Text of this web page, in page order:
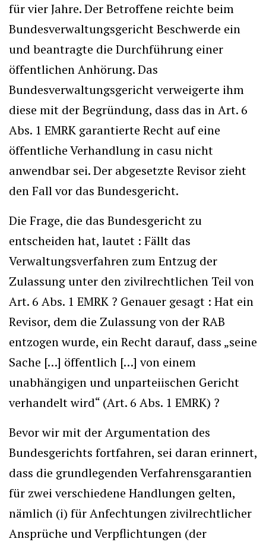
für vier Jahre. Der Betroffene reichte beim
Bundesverwaltungsgericht Beschwerde ein
und beantragte die Durchführung einer
öffentlichen Anhörung. Das
Bundesverwaltungsgericht verweigerte ihm
diese mit der Begründung, dass das in Art. 6
Abs. 1 EMRK garantierte Recht auf eine
öffentliche Verhandlung in casu nicht
anwendbar sei. Der abgesetzte Revisor zieht
den Fall vor das Bundesgericht.
Die Frage, die das Bundesgericht zu
entscheiden hat, lautet : Fällt das
Verwaltungsverfahren zum Entzug der
Zulassung unter den zivilrechtlichen Teil von
Art. 6 Abs. 1 EMRK ? Genauer gesagt : Hat ein
Revisor, dem die Zulassung von der RAB
entzogen wurde, ein Recht darauf, dass „seine
Sache […] öffentlich […] von einem
unabhängigen und unparteiischen Gericht
verhandelt wird“ (Art. 6 Abs. 1 EMRK) ?
Bevor wir mit der Argumentation des
Bundesgerichts fortfahren, sei daran erinnert,
dass die grundlegenden Verfahrensgarantien
für zwei verschiedene Handlungen gelten,
nämlich (i) für Anfechtungen zivilrechtlicher
Ansprüche und Verpflichtungen (der